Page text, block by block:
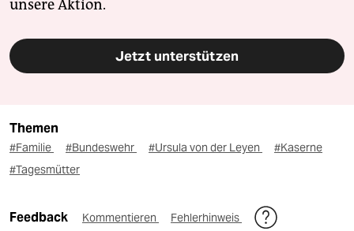
unsere Aktion.
Jetzt unterstützen
Themen
#Familie #Bundeswehr #Ursula von der Leyen
#Kaserne
#Tagesmütter
Feedback Kommentieren Fehlerhinweis